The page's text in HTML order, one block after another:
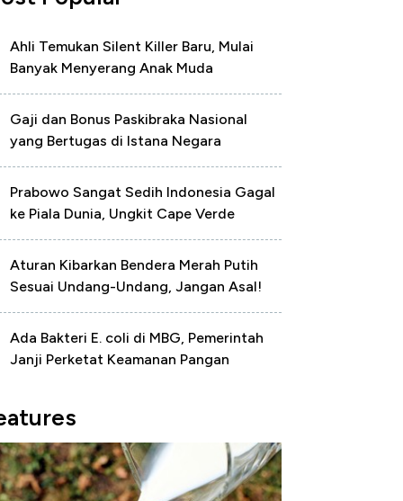
Ahli Temukan Silent Killer Baru, Mulai
Banyak Menyerang Anak Muda
Gaji dan Bonus Paskibraka Nasional
yang Bertugas di Istana Negara
Prabowo Sangat Sedih Indonesia Gagal
ke Piala Dunia, Ungkit Cape Verde
Aturan Kibarkan Bendera Merah Putih
Sesuai Undang-Undang, Jangan Asal!
Ada Bakteri E. coli di MBG, Pemerintah
Janji Perketat Keamanan Pangan